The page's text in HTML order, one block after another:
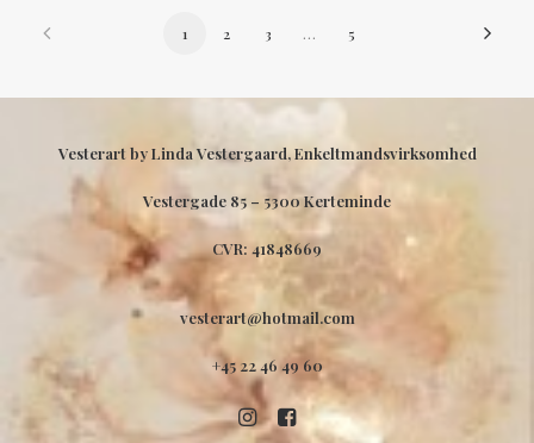
1 2 3 … 5
Vesterart by Linda Vestergaard, Enkeltmandsvirksomhed
Vestergade 85 – 5300 Kerteminde
CVR: 41848669
vesterart@hotmail.com
+45 22 46 49 60